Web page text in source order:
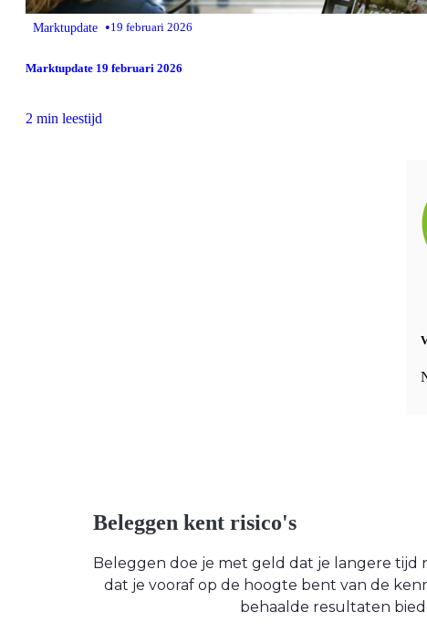
Marktupdate •19 februari 2026
Marktupdate 19 februari 2026
2 min leestijd
Beleggen kent risico's
Beleggen doe je met geld dat je langere tijd
dat je vooraf op de hoogte bent van de
behaalde resultaten